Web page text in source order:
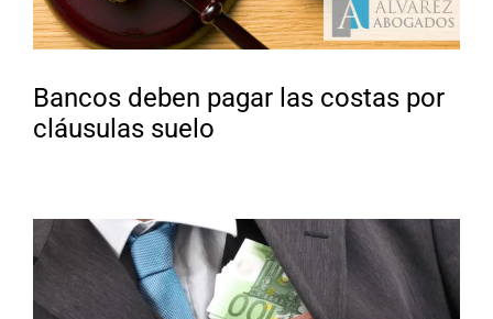
Bancos deben pagar las costas por
cláusulas suelo